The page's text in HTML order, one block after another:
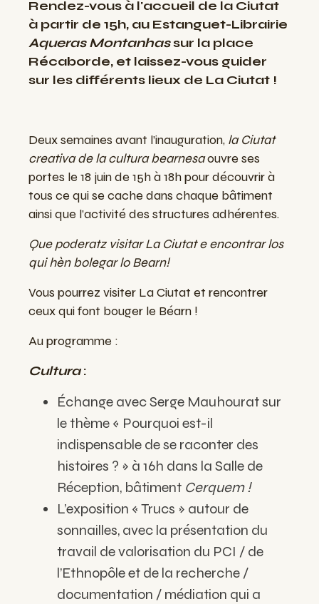
Rendez-vous à l'accueil de la Ciutat
à partir de 15h, au Estanguet-Librairie
Aqueras Montanhassur la place
Récaborde, et laissez-vous guider
sur les différents lieux de La Ciutat !
Deux semaines avant l’inauguration, la Ciutat
creativa de la cultura bearnesaouvre ses
portes le 18 juin de 15h à 18h pour découvrir à
tous ce qui se cache dans chaque bâtiment
ainsi que l’activité des structures adhérentes.
Que poderatz visitar La Ciutat e encontrar los
qui hèn bolegar lo Bearn!
Vous pourrez visiter La Ciutat et rencontrer
ceux qui font bouger le Béarn !
Au programme :
Cultura:
Échange avec Serge Mauhourat sur
le thème « Pourquoi est-il
indispensable de se raconter des
histoires ? » à 16h dans la Salle de
Réception, bâtiment Cerquem !
L’exposition « Trucs » autour de
sonnailles, avec la présentation du
travail de valorisation du PCI / de
l’Ethnopôle et de la recherche /
documentation / médiation qui a